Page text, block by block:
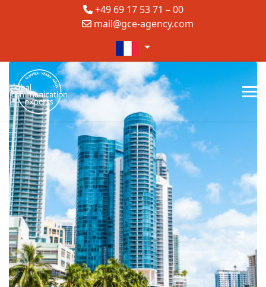
+49 69 17 53 71 – 00
mail@gce-agency.com
Sélectionnez votre langue